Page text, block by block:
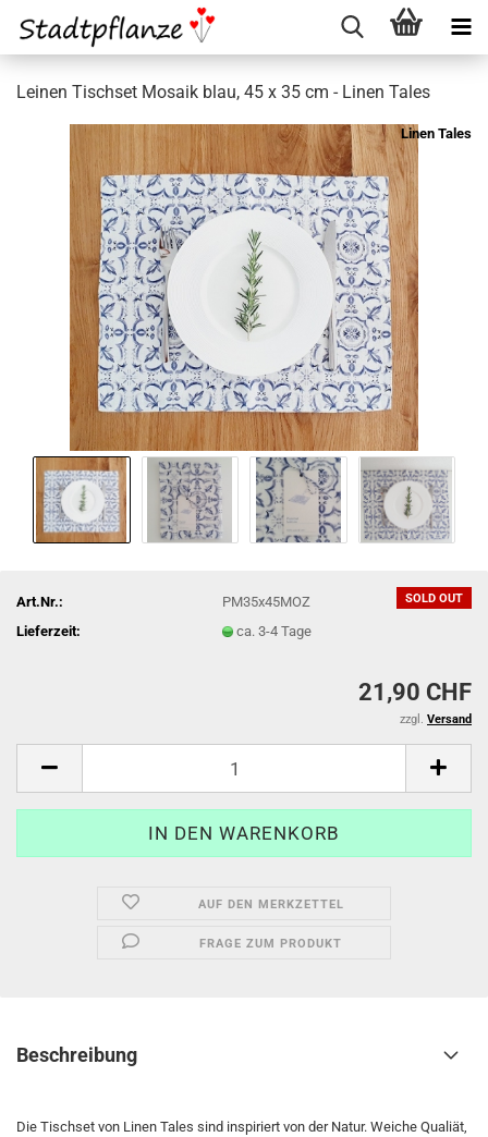
Leinen Tischset Mosaik blau, 45 x 35 cm - Linen Tales
Linen Tales
SOLD OUT
Art.Nr.:
PM35x45MOZ
Lieferzeit:
ca. 3-4 Tage
21,90 CHF
zzgl. Versand
AUF DEN MERKZETTEL
FRAGE ZUM PRODUKT
Beschreibung
Die Tischset von Linen Tales sind inspiriert von der Natur. Weiche Qualiät,